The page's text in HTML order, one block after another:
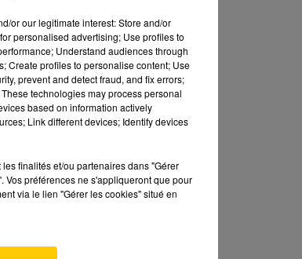
or our legitimate interest: Store and/or
personalised advertising; Use profiles to
Understand audiences through
Create profiles to personalise content; Use
prevent and detect fraud, and fix errors;
technologies may process personal
based on information actively
Link different devices; Identify devices
finalités et/ou partenaires dans "Gérer
Vos préférences ne s'appliqueront que pour
via le lien "Gérer les cookies" situé en